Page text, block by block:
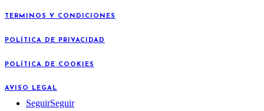
TERMINOS Y CONDICIONES
POLÍTICA DE PRIVACIDAD
POLÍTICA DE COOKIES
AVISO LEGAL
SeguirSeguir